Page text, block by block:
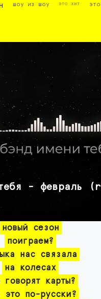
шоу из шоу это хит
- февраль
новый сезон
поиграем?
нас связала
на колесах
говорят карты?
это по-русски?